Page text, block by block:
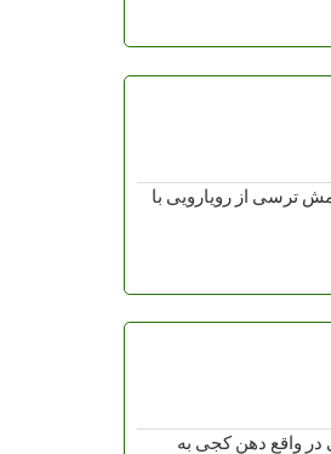
کرد تیمش ترسی از رویارویی با
واقع دهن کجی به